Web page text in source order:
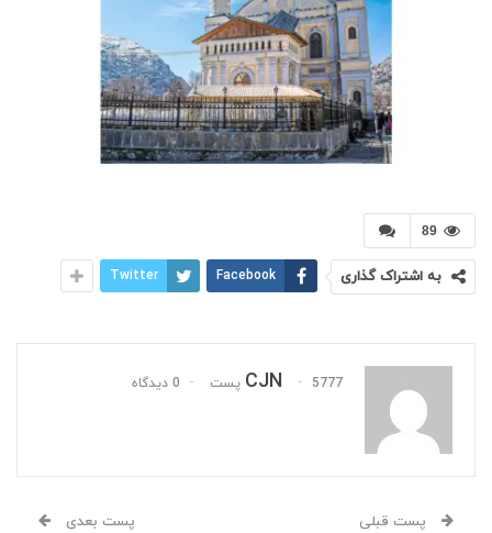
89
به اشتراک گذاری Facebook
Twitter
CJN 5777 پست 0 دیدگاه
پست قبلی پست بعدی